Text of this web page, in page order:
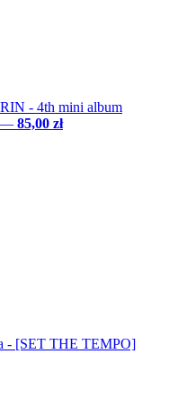
- 4th mini album
— 85,00 zł
- [SET THE TEMPO]